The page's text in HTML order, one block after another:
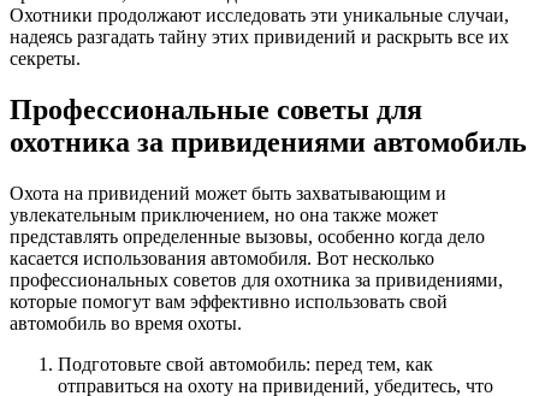
Охотники продолжают исследовать эти уникальные случаи,
надеясь разгадать тайну этих привидений и раскрыть все их
секреты.
Профессиональные советы для
охотника за привидениями автомобиль
Охота на привидений может быть захватывающим и
увлекательным приключением, но она также может
представлять определенные вызовы, особенно когда дело
касается использования автомобиля. Вот несколько
профессиональных советов для охотника за привидениями,
которые помогут вам эффективно использовать свой
автомобиль во время охоты.
Подготовьте свой автомобиль: перед тем, как
отправиться на охоту на привидений, убедитесь, что